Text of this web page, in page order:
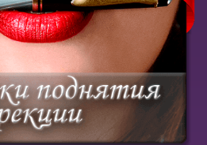
его в считанные секунды
Купить курс